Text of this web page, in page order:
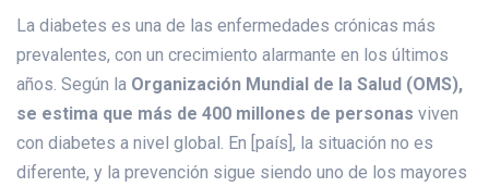
La diabetes es una de las enfermedades crónicas más
prevalentes, con un crecimiento alarmante en los últimos
años. Según la Organización Mundial de la Salud (OMS),
se estima que más de 400 millones de personas viven
con diabetes a nivel global. En [país], la situación no es
diferente, y la prevención sigue siendo uno de los mayores